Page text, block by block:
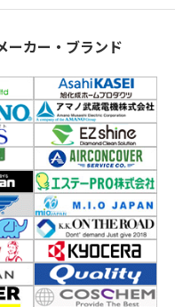
ーカー・ブランド